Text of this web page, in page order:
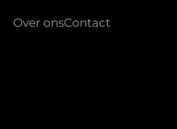
Over onsContact